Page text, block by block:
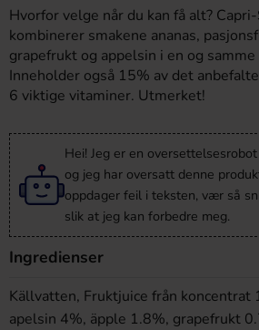
Hvorfor velge når du kan få alt?
kombinerer smakene ananas,
grapefrukt og appelsin i en og
Inneholder også 15% av det
6 viktige vitaminer. Utmerket!
Hei! Jeg er en
og jeg har oversatt denne
oppdager feil i teksten, vær så
slik at jeg kan forbedre meg.
Ingredienser
Källvatten, Fruktjuice från koncentrat
apelsin 4%, äpple 1.8%, grapefrukt